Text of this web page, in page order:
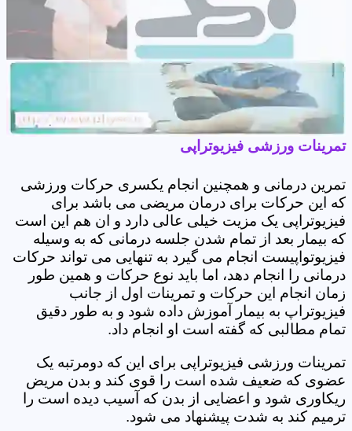
تمرینات ورزشی فیزیوتراپی
تمرین درمانی و همچنین انجام یکسری حرکات ورزشی
که این حرکات برای درمان مریضی می باشد برای
فیزیوتراپی یک مزیت خیلی عالی دارد و ان هم این است
که بیمار بعد از تمام شدن جلسه درمانی که به وسیله
فیزیوتواپیست انجام می گیرد به تنهایی می تواند حرکات
درمانی را انجام دهد، اما باید نوع حرکات و همین طور
زمان انجام این حرکات و تمرینات اول از جانب
فیزیوتراپ به بیمار آموزش داده شود و به طور دقیق
تمام مطالبی که گفته است او انجام داد.
تمرینات ورزشی فیزیوتراپی برای این که دومرتبه یک
عضوی که ضعیف شده است را قوی کند و بدن مریض
ریکاوری شود و اعضایی از بدن که آسیب دیده است را
ترمیم کند به شدت پیشنهاد می شود.